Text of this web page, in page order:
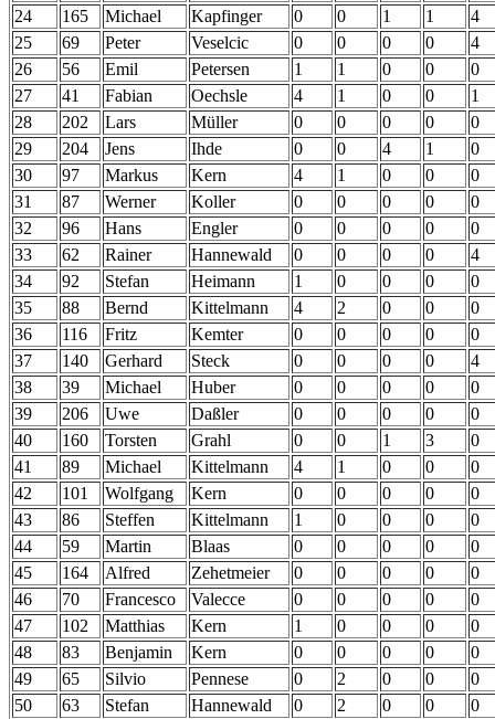
24
165 Michael Kapfinger 0 0 1 1
4
25
69 Peter Veselcic 0 0 0 0
4
26
56 Emil Petersen 1 1 0 0
0
27
41 Fabian Oechsle 4 1 0 0
1
28
202 Lars Müller 0 0 0 0
0
29
204 Jens Ihde 0 0 4 1
0
30
97 Markus Kern 4 1 0 0
0
31
87 Werner Koller 0 0 0 0
0
32
96 Hans Engler 0 0 0 0
0
33
62 Rainer Hannewald 0 0 0 0
4
34
92 Stefan Heimann 1 0 0 0
0
35
88 Bernd Kittelmann 4 2 0 0
0
36
116 Fritz Kemter 0 0 0 0
0
37
140 Gerhard Steck 0 0 0 0
4
38
39 Michael Huber 0 0 0 0
0
39
206 Uwe Daßler 0 0 0 0
0
40
160 Torsten Grahl 0 0 1 3
0
41
89 Michael Kittelmann 4 1 0 0
0
42
101 Wolfgang Kern 0 0 0 0
0
43
86 Steffen Kittelmann 1 0 0 0
0
44
59 Martin Blaas 0 0 0 0
0
45
164 Alfred Zehetmeier 0 0 0 0
0
46
70 Francesco Valecce 0 0 0 0
0
47
102 Matthias Kern 1 0 0 0
0
48
83 Benjamin Kern 0 0 0 0
0
49
65 Silvio Pennese 0 2 0 0
0
50
63 Stefan Hannewald 0 2 0 0
0